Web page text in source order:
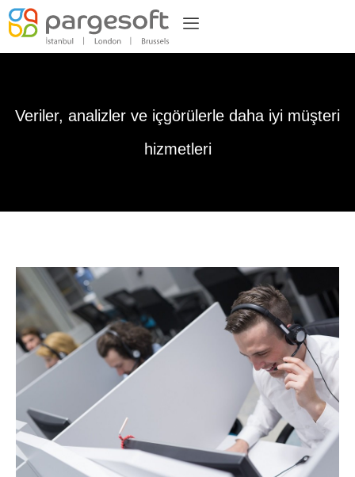
Veriler, analizler ve içgörülerle daha iyi müşteri
hizmetleri